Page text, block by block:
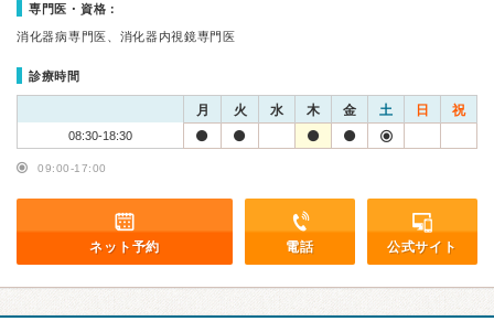
専門医・資格：
消化器病専門医、消化器内視鏡専門医
診療時間
月 火 水 木 金 土 日 祝
08:30-18:30
09:00-17:00
ネット予約 電話 公式サイト